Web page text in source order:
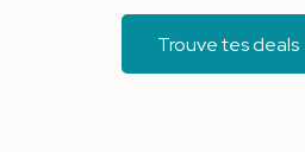
Trouve tes deals